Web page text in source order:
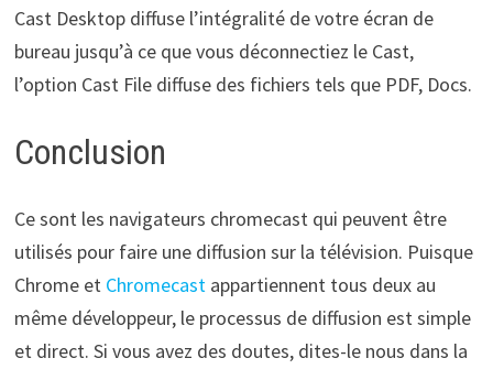
Cast Desktop diffuse l’intégralité de votre écran de
bureau jusqu’à ce que vous déconnectiez le Cast,
l’option Cast File diffuse des fichiers tels que PDF, Docs.
Conclusion
Ce sont les navigateurs chromecast qui peuvent être
utilisés pour faire une diffusion sur la télévision. Puisque
Chrome et Chromecastappartiennent tous deux au
même développeur, le processus de diffusion est simple
et direct. Si vous avez des doutes, dites-le nous dans la